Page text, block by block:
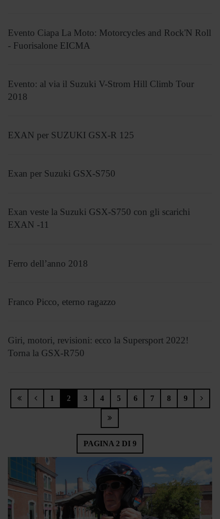
Evento Ciapa La Moto: Motorcycles and Rock'N Roll
- Fuorisalone EICMA
Evento: al via il Suzuki V-Strom Hill Climb Tour
2018
EXAN per SUZUKI GSX-R 125
Exan per Suzuki GSX-S750
Exan veste la Suzuki GSX-S750 con gli scarichi
EXAN -11
Ferro dell’anno 2018
Franco Picco, eterno ragazzo
Giri, motori, revisioni: ecco la Supersport 2022!
Torna la GSX-R750
PAGINA 2 DI 9
1 2 3 4 5 6 7 8 9